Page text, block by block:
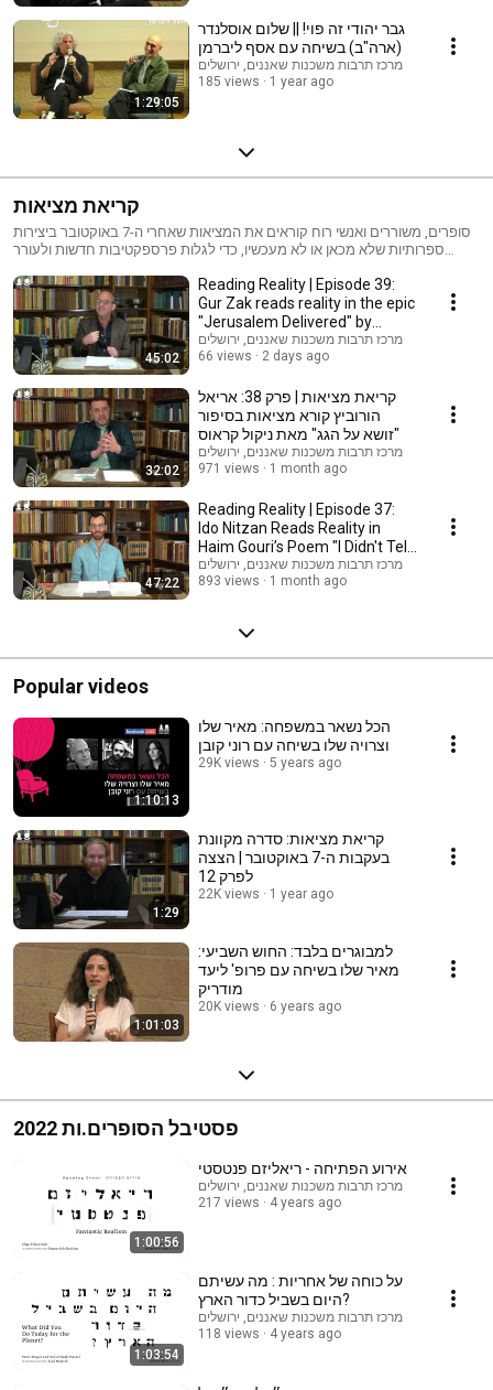
1:29:05
גבר יהודי זה פוי! || שלום אוסלנדר
(ארה"ב) בשיחה עם אסף ליברמן
מרכז תרבות משכנות שאננים, ירושלים
185 views
1 year ago
קריאת מציאות
סופרים, משוררים ואנשי רוח קוראים את המציאות שאחרי ה-7 באוקטובר ביצירות
ספרותיות שלא מכאן או לא מעכשיו, כדי לגלות פרספקטיבות חדשות ולעורר
45:02
Reading Reality | Episode 39:
Gur Zak reads reality in the epic
"Jerusalem Delivered" by
Torquato...
מרכז תרבות משכנות שאננים, ירושלים
66 views
2 days ago
32:02
קריאת מציאות | פרק 38: אריאל
הורוביץ קורא מציאות בסיפור
"זושא על הגג" מאת ניקול קראוס
מרכז תרבות משכנות שאננים, ירושלים
971 views
1 month ago
47:22
Reading Reality | Episode 37:
Ido Nitzan Reads Reality in
Haim Gouri’s Poem "I Didn't Tell
the Wh...
מרכז תרבות משכנות שאננים, ירושלים
893 views
1 month ago
Popular videos
1:10:13
הכל נשאר במשפחה: מאיר שלו
וצרויה שלו בשיחה עם רוני קובן
29K views 5 years ago
1:29
קריאת מציאות: סדרה מקוונת
בעקבות ה-7 באוקטובר | הצצה
לפרק 12
22K views 1 year ago
1:01:03
למבוגרים בלבד: החוש השביעי:
מאיר שלו בשיחה עם פרופ' ליעד
מודריק
20K views 6 years ago
פסטיבל הסופרים.ות 2022
1:00:56
אירוע הפתיחה - ריאליזם פנטסטי
מרכז תרבות משכנות שאננים, ירושלים
217 views
4 years ago
1:03:54
על כוחה של אחריות : מה עשיתם
היום בשביל כדור הארץ?
מרכז תרבות משכנות שאננים, ירושלים
118 views
4 years ago